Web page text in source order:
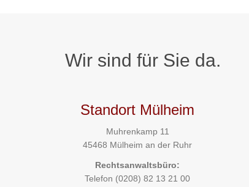
Wir sind für Sie da.
Standort Mülheim
Muhrenkamp 11
45468 Mülheim an der Ruhr
Rechtsanwaltsbüro:
Telefon (0208) 82 13 21 00